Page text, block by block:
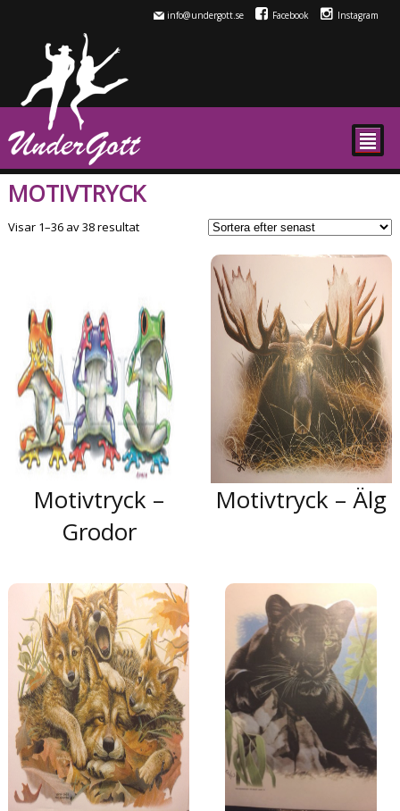
info@undergott.se Facebook Instagram
²
MOTIVTRYCK
Visar 1–36 av 38 resultatSortera
Motivtryck –
Grodor
Motivtryck – Älg